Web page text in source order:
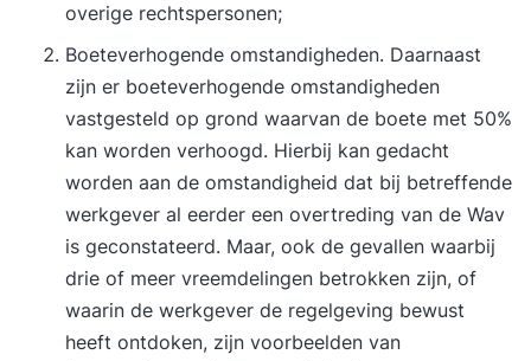
overige rechtspersonen;
Boeteverhogende omstandigheden. Daarnaast
zijn er boeteverhogende omstandigheden
vastgesteld op grond waarvan de boete met 50%
kan worden verhoogd. Hierbij kan gedacht
worden aan de omstandigheid dat bij betreffende
werkgever al eerder een overtreding van de Wav
is geconstateerd. Maar, ook de gevallen waarbij
drie of meer vreemdelingen betrokken zijn, of
waarin de werkgever de regelgeving bewust
heeft ontdoken, zijn voorbeelden van